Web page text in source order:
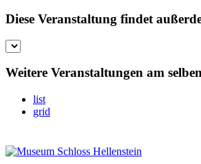
Diese Veranstaltung findet
Weitere Veranstaltungen am
list
grid